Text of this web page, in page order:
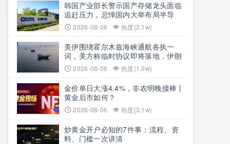
韩国产业部长警示国产存储龙头面临
追赶压力，忌惮国内大举布局半导
体，呼吁加码本土资本投入避免优势
流失
2026-08-06 热度{2.1w}
美伊围绕霍尔木兹海峡通航各执一
词，美方称临时协议即将落地，伊朗
坚称仅与阿曼双边磋商、通航恢复取
决于美方态度
2026-08-06 热度{1.9w}
金价单日大涨4.4%，非农明晚接棒丨
黄金后市如何？
2026-08-06 热度{3.1w}
炒黄金开户必知的7件事：流程、资
料、门槛一次讲清